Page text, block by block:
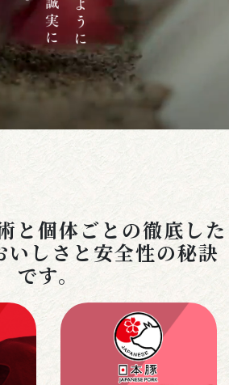
と個体ごとの徹底した
いしさと安全性の秘訣
です。